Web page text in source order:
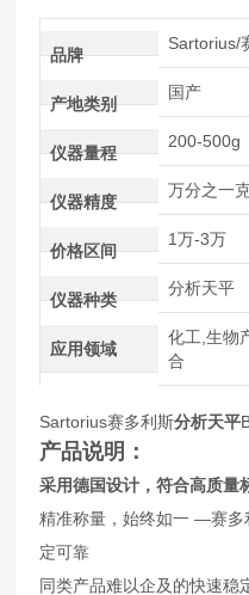
品牌
Sartorius/
产地类别
国产
仪器量程
200-500g
仪器精度
万分之一
价格区间
1万-3万
仪器种类
分析天平
应用领域
化工,生物
合
Sartorius赛多利斯分析天平
产品说明：
采用德国设计，符合高质量
精准称量，始终如一 —赛多
定可靠
同类产品难以企及的快速